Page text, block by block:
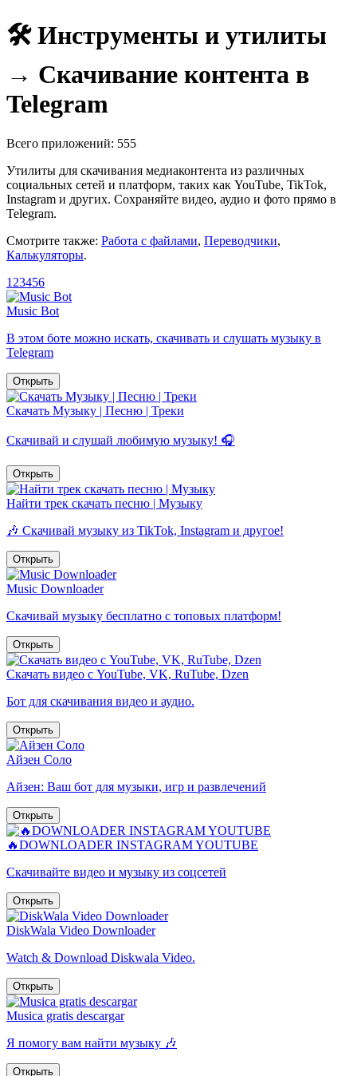
🛠️ Инструменты и утилиты
→ Скачивание контента в
Telegram
Всего приложений: 555
Утилиты для скачивания медиаконтента из различных
социальных сетей и платформ, таких как YouTube, TikTok,
Instagram и других. Сохраняйте видео, аудио и фото прямо в
Telegram.
Смотрите также: Работа с файлами, Переводчики,
Калькуляторы.
1 23456
Music Bot
В этом боте можно искать, скачивать и слушать музыку в
Telegram
Открыть
Скачать Музыку | Песню | Треки
Скачивай и слушай любимую музыку! 🎧
Открыть
Найти трек скачать песню | Музыку
🎶 Скачивай музыку из TikTok, Instagram и другое!
Открыть
Music Downloader
Скачивай музыку бесплатно с топовых платформ!
Открыть
Скачать видео с YouTube, VK, RuTube, Dzen
Бот для скачивания видео и аудио.
Открыть
Айзен Соло
Айзен: Ваш бот для музыки, игр и развлечений
Открыть
🔥DOWNLOADER INSTAGRAM YOUTUBE
Скачивайте видео и музыку из соцсетей
Открыть
DiskWala Video Downloader
Watch & Download Diskwala Video.
Открыть
Musica gratis descargar
Я помогу вам найти музыку 🎶
Открыть